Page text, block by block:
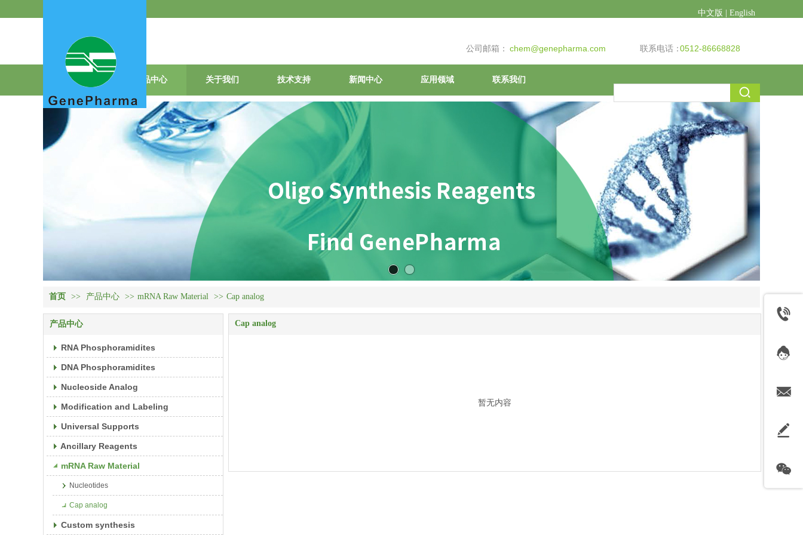
公司邮箱： 0512-86668828
联系电话：
chem@genepharma.com
中文版 English
首页 产品中心 关于我们 技术支持 新闻中心 应用领域 联系我们
首页 >> 产品中心 >> mRNA Raw Material >> Cap analog
产品中心
RNA Phosphoramidites
DNA Phosphoramidites
Nucleoside Analog
Modification and Labeling
Universal Supports
Ancillary Reagents
mRNA Raw Material
Nucleotides
Cap analog
Custom synthesis
Cap analog
暂无内容